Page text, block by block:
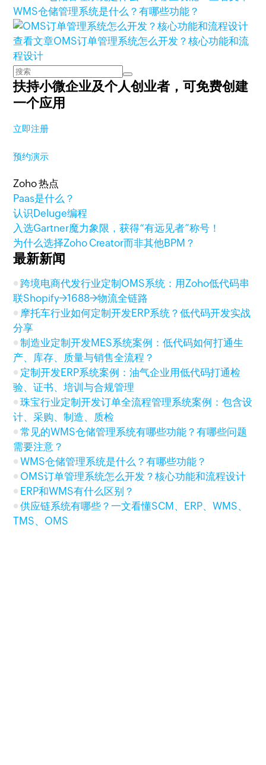
WMS仓储管理系统是什么？有哪些功能？
查看文章OMS订单管理系统怎么开发？核心功能和流
程设计
扶持小微企业及个人创业者，可免费创建
一个应用
立即注册
预约演示
Zoho 热点
Paas是什么？
认识Deluge编程
入选Gartner魔力象限，获得“有远见者”称号！
为什么选择Zoho Creator而非其他BPM？
最新新闻
跨境电商代发行业定制OMS系统：用Zoho低代码串
联Shopify→1688→物流全链路
摩托车行业如何定制开发ERP系统？低代码开发实战
分享
制造业定制开发MES系统案例：低代码如何打通生
产、库存、质量与销售全流程？
定制开发ERP系统案例：油气企业用低代码打通检
验、证书、培训与合规管理
珠宝行业定制开发订单全流程管理系统案例：包含设
计、采购、制造、质检
常见的WMS仓储管理系统有哪些功能？有哪些问题
需要注意？
WMS仓储管理系统是什么？有哪些功能？
OMS订单管理系统怎么开发？核心功能和流程设计
ERP和WMS有什么区别？
供应链系统有哪些？一文看懂SCM、ERP、WMS、
TMS、OMS